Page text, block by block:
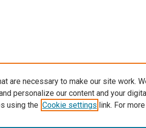
are necessary to make our site work.
personalize our content and your
using the Cookie settings link. For